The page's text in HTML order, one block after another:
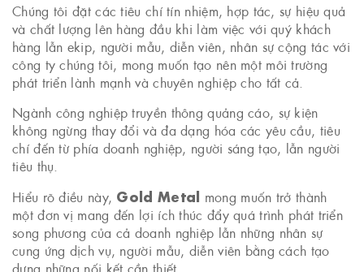
Chúng tôi đặt các tiêu chí tín nhiệm, hợp tác, sự hiệu quả
và chất lượng lên hàng đầu khi làm việc với quý khách
hàng lẫn ekip, người mẫu, diễn viên, nhân sự cộng tác với
công ty chúng tôi, mong muốn tạo nên một môi trường
phát triển lành mạnh và chuyên nghiệp cho tất cả.
Ngành công nghiệp truyền thông quảng cáo, sự kiện
không ngừng thay đổi và đa dạng hóa các yêu cầu, tiêu
chí đến từ phía doanh nghiệp, người sáng tạo, lẫn người
tiêu thụ.
Hiểu rõ điều này, Gold Metal mong muốn trở thành
một đơn vị mang đến lợi ích thúc đẩy quá trình phát triển
song phương của cả doanh nghiệp lẫn những nhân sự
cung ứng dịch vụ, người mẫu, diễn viên bằng cách tạo
dựng những nối kết cần thiết.